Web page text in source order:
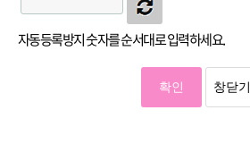
자동등록방지 숫자를 순서대로 입력하세요.
확인 창닫기